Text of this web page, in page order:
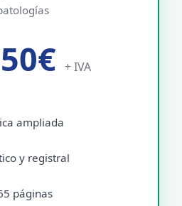
+ IVA
ampliada
y registral
páginas